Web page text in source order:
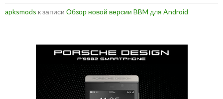
apksmods к записи Обзор новой версии BBM для Android